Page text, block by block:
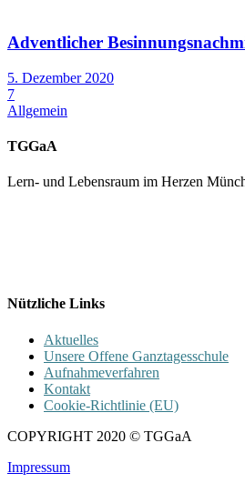
Adventlicher
5. Dezember 2020
7
Allgemein
TGGaA
Lern- und Lebensraum im Herzen
Nützliche Links
Aktuelles
Unsere Offene Ganztagesschule
Aufnahmeverfahren
Kontakt
Cookie-Richtlinie (EU)
COPYRIGHT 2020 © TGGaA
Impressum